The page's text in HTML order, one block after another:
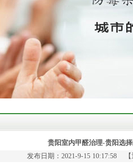
贵阳室内甲醛治理-贵阳选
发布日期：2021-9-15 10:17:58 【